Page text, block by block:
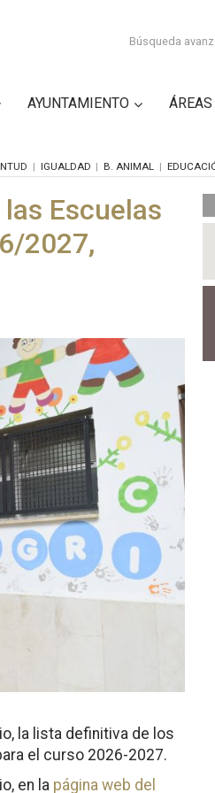
Búsqueda
AYUNTAMIENTO ÁREAS
IGUALDAD B. ANIMAL
Escuelas
2027,
la lista definitiva de los
el curso 2026-2027.
en la página web del